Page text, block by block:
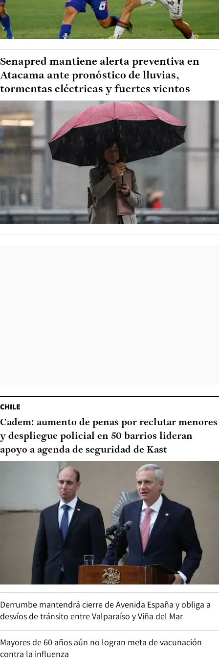
Senapred mantiene alerta preventiva en
Atacama ante pronóstico de lluvias,
tormentas eléctricas y fuertes vientos
CHILE
Cadem: aumento de penas por reclutar menores
y despliegue policial en 50 barrios lideran
apoyo a agenda de seguridad de Kast
Derrumbe mantendrá cierre de Avenida España y obliga a
desvíos de tránsito entre Valparaíso y Viña del Mar
Mayores de 60 años aún no logran meta de vacunación
contra la influenza